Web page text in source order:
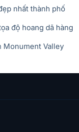
nhất thành phố
độ hoang dã hàng
Monument Valley